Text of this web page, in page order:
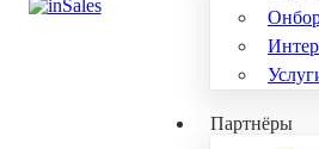
Партнёры